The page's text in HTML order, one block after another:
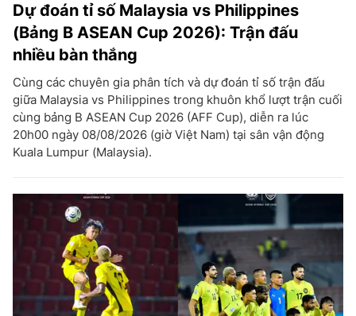
Dự đoán tỉ số Malaysia vs Philippines
(Bảng B ASEAN Cup 2026): Trận đấu
nhiều bàn thắng
Cùng các chuyên gia phân tích và dự đoán tỉ số trận đấu
giữa Malaysia vs Philippines trong khuôn khổ lượt trận cuối
cùng bảng B ASEAN Cup 2026 (AFF Cup), diễn ra lúc
20h00 ngày 08/08/2026 (giờ Việt Nam) tại sân vận động
Kuala Lumpur (Malaysia).